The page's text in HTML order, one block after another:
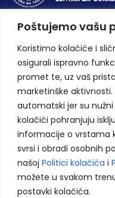
Poštujemo vašu
Koristimo kolačiće i
osigurali ispravno
promet te, uz vaš
marketinške
automatski jer su
kolačići pohranjuju
informacije o vrstama
svrsi i obradi osobnih
našoj Politici kolačića i
možete u svakom
postavki kolačića.
Osnovali smo centar za
jedinu privatnu školsku
Ministarstva obrazovanja,
Zapratite nas na društvenim
Kontakt - Tešanj
Bobare 56,
74264 Jelah, BiH
+387 32 942 740